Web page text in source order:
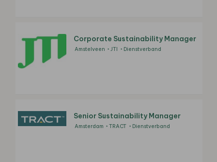
Corporate Sustainability Manager
Amstelveen JTI Dienstverband
Senior Sustainability Manager
Amsterdam TRACT Dienstverband